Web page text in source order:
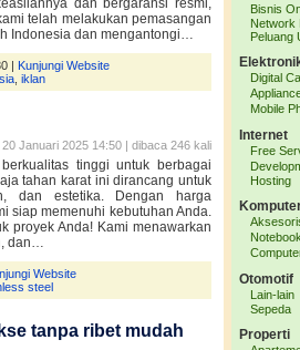
dan bergaransi resmi,
telah melakukan pemasangan
Indonesia dan mengantongi…
| Kunjungi Website
iklan
20 Januari 2025 14:50 | dibaca 246 kali
tinggi untuk berbagai
tahan karat ini dirancang untuk
dan estetika. Dengan harga
siap memenuhi kebutuhan Anda.
proyek Anda! Kami menawarkan
dan…
Website
steel
tanpa ribet mudah
Bisnis
Network
Peluang
Digital
Mobile
Internet
Free
Hosting
Notebook
Otomotif
Lain-lain
Sepeda
Properti